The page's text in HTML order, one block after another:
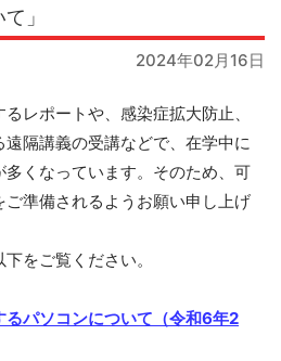
」
2024年02月16日
レポートや、感染症拡大防止、
隔講義の受講などで、在学中に
くなっています。そのため、可
準備されるようお願い申し上げ
をご覧ください。
るパソコンについて（令和6年2